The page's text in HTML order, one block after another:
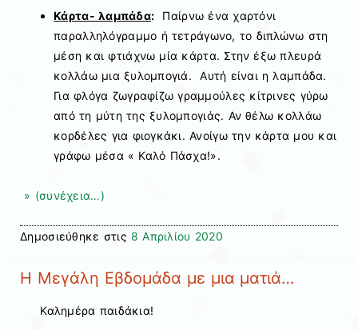
Κάρτα- λαμπάδα: Παίρνω ένα χαρτόνι
παραλληλόγραμμο ή τετράγωνο, το διπλώνω στη
μέση και φτιάχνω μία κάρτα. Στην έξω πλευρά
κολλάω μια ξυλομπογιά. Αυτή είναι η λαμπάδα.
Για φλόγα ζωγραφίζω γραμμούλες κίτρινες γύρω
από τη μύτη της ξυλομπογιάς. Αν θέλω κολλάω
κορδέλες για φιογκάκι. Ανοίγω την κάρτα μου και
γράφω μέσα « Καλό Πάσχα!».
» (συνέχεια…)
Δημοσιεύθηκε στις 8 Απριλίου 2020
Η Μεγάλη Εβδομάδα με μια ματιά…
Καλημέρα παιδάκια!